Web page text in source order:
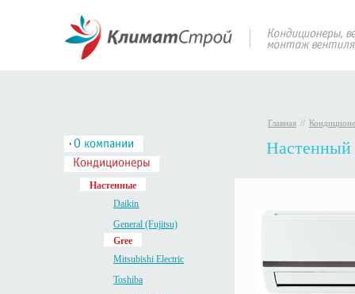
Настенные
Daikin
General (Fujitsu)
Gree
Mitsubishi Electric
Toshiba
Главная //
Настенный